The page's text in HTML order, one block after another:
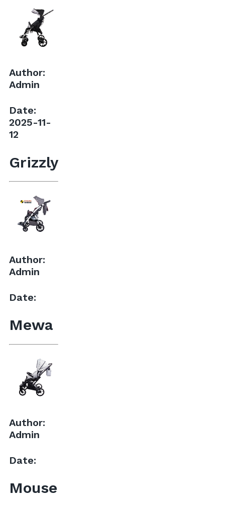
Author:
Admin
Date:
2025-11-
12
Grizzly
Author:
Admin
Date:
Mewa
Author:
Admin
Date:
Mouse